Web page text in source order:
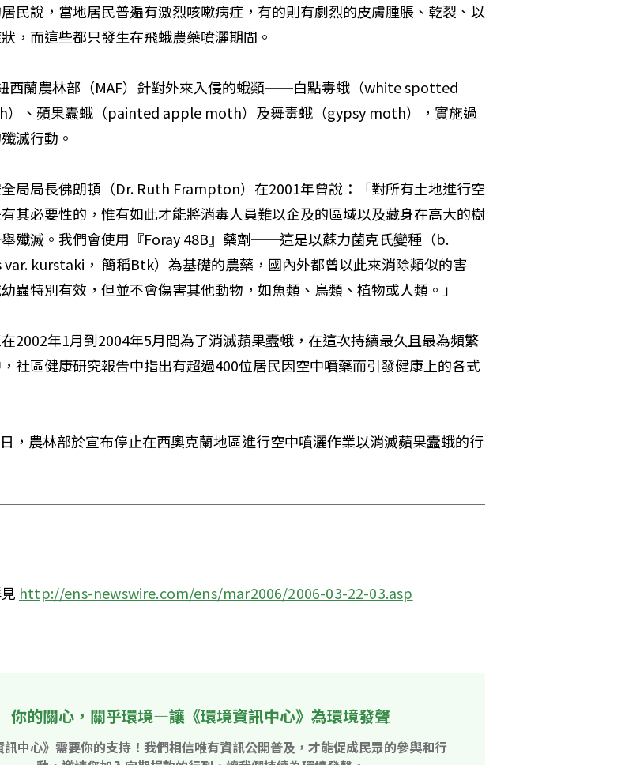
民說，當地居民普遍有激烈咳嗽病症，有的則有劇烈的皮膚腫脹、乾裂、以
，而這些都只發生在飛蛾農藥噴灑期間。
西蘭農林部（MAF）針對外來入侵的蛾類──白點毒蛾（white spotted
、蘋果蠹蛾（painted apple moth）及舞毒蛾（gypsy moth），實施過
滅行動。
局局長佛朗頓（Dr. Ruth Frampton）在2001年曾說：「對所有土地進行空
其必要性的，惟有如此才能將消毒人員難以企及的區域以及藏身在高大的樹
殲滅。我們會使用『Foray 48B』藥劑──這是以蘇力菌克氏變種（b.
kurstaki， 簡稱Btk）為基礎的農藥，國內外都曾以此來消除類似的害
蟲特別有效，但並不會傷害其他動物，如魚類、鳥類、植物或人類。」
2002年1月到2004年5月間為了消滅蘋果蠹蛾，在這次持續最久且最為頻繁
社區健康研究報告中指出有超過400位居民因空中噴藥而引發健康上的各式
，農林部於宣布停止在西奧克蘭地區進行空中噴灑作業以消滅蘋果蠹蛾的行
http://ens-newswire.com/ens/mar2006/2006-03-22-03.asp
你的關心，關乎環境—讓《環境資訊中心》為環境發聲
訊中心》需要你的支持！我們相信唯有資訊公開普及，才能促成民眾的參與和行